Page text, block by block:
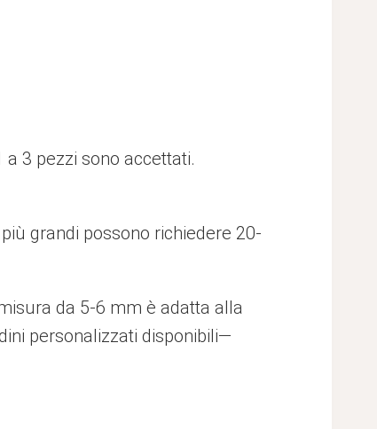
a 3 pezzi sono accettati.
grandi possono richiedere 20-
da 5-6 mm è adatta alla
personalizzati disponibili—